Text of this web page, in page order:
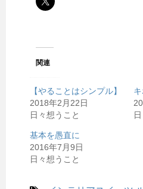
関連
【やることはシンプル】
2018年2月22日
日々想うこと
基本を愚直に
2016年7月9日
日々想うこと